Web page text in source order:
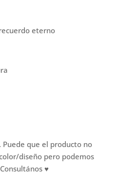
eterno
Puede que el producto no
diseño pero podemos
♥